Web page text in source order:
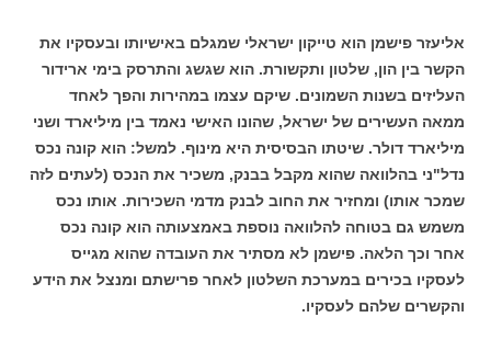
אליעזר פישמן הוא טייקון ישראלי שמגלם באישיותו ובעסקיו את
הקשר בין הון, שלטון ותקשורת. הוא שגשג והתרסק בימי ארידור
העליזים בשנות השמונים. שיקם עצמו במהירות והפך לאחד
ממאה העשירים של ישראל, שהונו האישי נאמד בין מיליארד ושני
מיליארד דולר. שיטתו הבסיסית היא מינוף. למשל: הוא קונה נכס
נדל"ני בהלוואה שהוא מקבל בבנק, משכיר את הנכס (לעתים לזה
שמכר אותו) ומחזיר את החוב לבנק מדמי השכירות. אותו נכס
משמש גם בטוחה להלוואה נוספת באמצעותה הוא קונה נכס
אחר וכך הלאה. פישמן לא מסתיר את העובדה שהוא מגייס
לעסקיו בכירים במערכת השלטון לאחר פרישתם ומנצל את הידע
והקשרים שלהם לעסקיו.